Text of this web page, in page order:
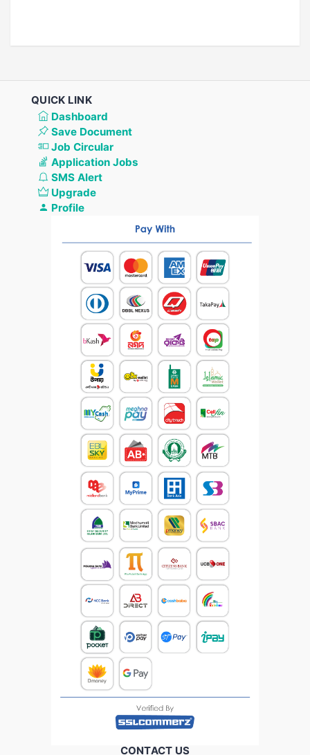
QUICK LINK
Dashboard
Save Document
Job Circular
Application Jobs
SMS Alert
Upgrade
Profile
CONTACT US